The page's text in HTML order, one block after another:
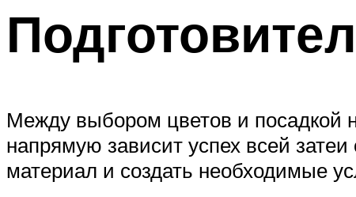
Между выбором цветов и посадкой
напрямую зависит успех всей
материал и создать необходимые